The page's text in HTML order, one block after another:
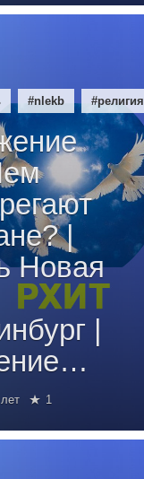
#nlekb #религия
|
Новая
|
1